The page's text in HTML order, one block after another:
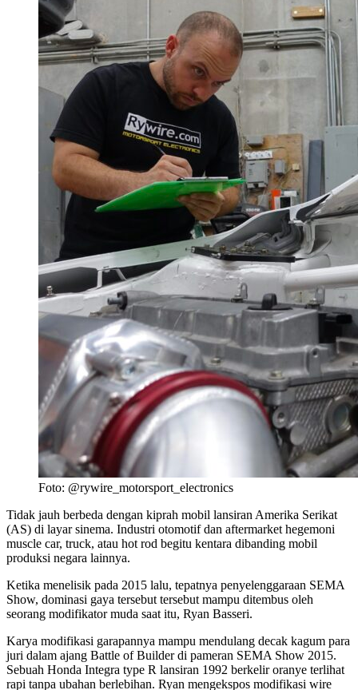
Foto: @rywire_motorsport_electronics
Tidak jauh berbeda dengan kiprah mobil lansiran Amerika Serikat
(AS) di layar sinema. Industri otomotif dan aftermarket hegemoni
muscle car, truck, atau hot rod begitu kentara dibanding mobil
produksi negara lainnya.
Ketika menelisik pada 2015 lalu, tepatnya penyelenggaraan SEMA
Show, dominasi gaya tersebut tersebut mampu ditembus oleh
seorang modifikator muda saat itu, Ryan Basseri.
Karya modifikasi garapannya mampu mendulang decak kagum para
juri dalam ajang Battle of Builder di pameran SEMA Show 2015.
Sebuah Honda Integra type R lansiran 1992 berkelir oranye terlihat
rapi tanpa ubahan berlebihan. Ryan mengekspos modifikasi wire